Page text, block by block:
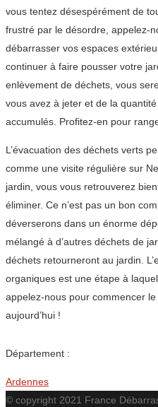
vous tentez désespérément de
frustré par le désordre, appelez-
débarrasser vos espaces
continuer à faire pousser votre
enlèvement de déchets, vous
vous avez à jeter et de la
accumulés. Profitez-en pour
L’évacuation des déchets verts
comme une visite régulière sur
jardin, vous vous retrouverez
éliminer. Ce n’est pas un bon
déverserons dans un énorme
mélangé à d’autres déchets de
déchets retourneront au jardin.
organiques est une étape à
appelez-nous pour commencer
aujourd’hui !
Département :
Ardennes
© copyright 2021 France